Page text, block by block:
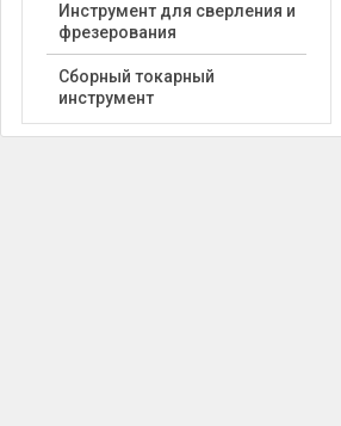
Инструмент для сверления и
фрезерования
Сборный токарный
инструмент